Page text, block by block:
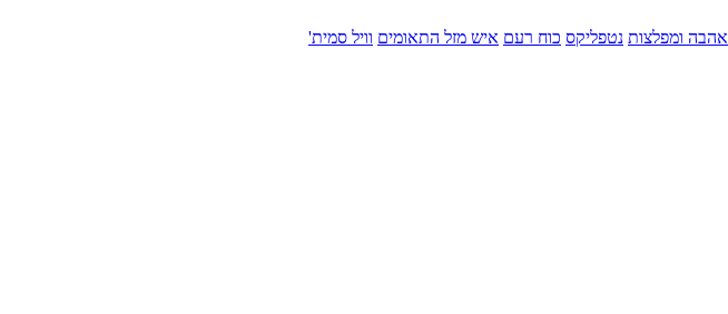
אהבה ומפלצות נטפליקס כוח רעם איש מזל התאומים וויל סמית'